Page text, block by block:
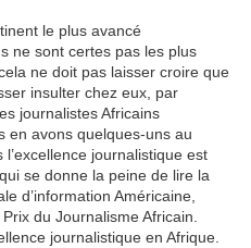
le plus avancé
ne sont certes pas les plus
ne doit pas laisser croire que
insulter chez eux, par
journalistes Africains
en avons quelques-uns au
journalistique est
se donne la peine de lire la
d’information Américaine,
du Journalisme Africain.
journalistique en Afrique.